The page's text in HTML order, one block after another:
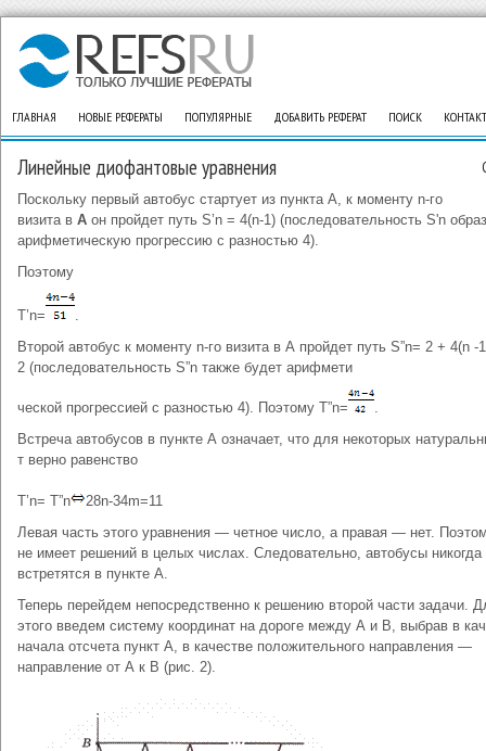
ГЛАВНАЯ НОВЫЕ РЕФЕРАТЫ ПОПУЛЯРНЫЕ ДОБАВИТЬ РЕФЕРАТ ПОИСК
Линейные диофантовые уравнения
Поскольку первый автобус стартует из пункта А, к моменту n-го
визита в А он пройдет путь S’n = 4(n-1) (последовательность S'n
арифметическую прогрессию с разностью 4).
Поэтому
T’n=
.
Второй автобус к моменту n-го визита в А пройдет путь S”n= 2 + 4(n -
2 (последовательность S”n также будет арифмети
ческой прогрессией с разностью 4). Поэтому T”n=
.
Встреча автобусов в пункте А означает, что для некоторых
т верно равенство
T’n= T”n
28n-34m=11
Левая часть этого уравнения — четное число, а правая — нет.
не имеет решений в целых числах. Следовательно, автобусы никогда
встретятся в пункте А.
Теперь перейдем непосредственно к решению второй части за­дачи.
этого введем систему координат на дороге между А и В, выбрав в
начала отсчета пункт А, в качестве положитель­ного направления —
направление от А к В (рис. 2).